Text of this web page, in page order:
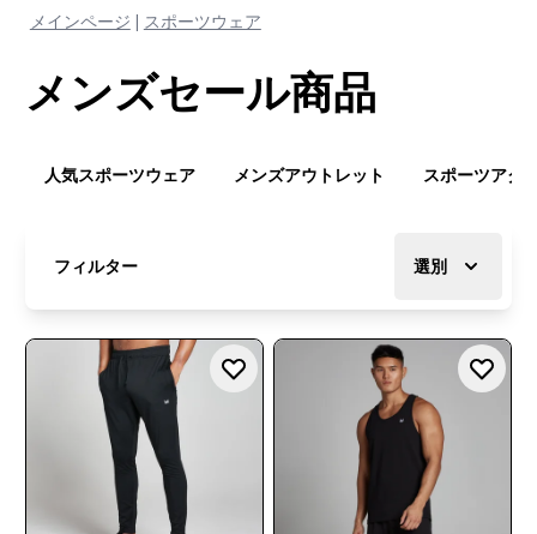
メインページ スポーツウェア
メンズセール商品
人気スポーツウェア メンズアウトレット スポーツアク
フィルター 選別